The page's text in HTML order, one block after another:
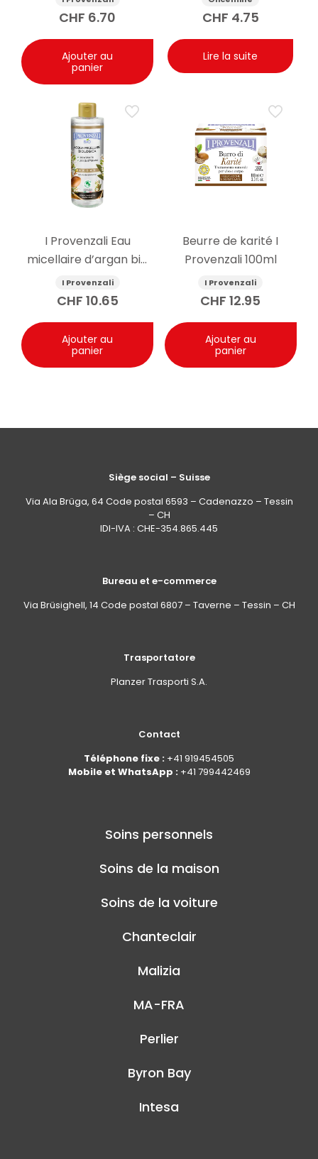
400ml
CHF 6.70
Ajouter au
panier
CHF 4.75
Lire la suite
I Provenzali Eau
micellaire d’argan bio
400ml
I Provenzali
CHF 10.65
Ajouter au
panier
Beurre de karité I
Provenzali 100ml
I Provenzali
CHF 12.95
Ajouter au
panier
Siège social – Suisse
Via Ala Brüga, 64 Code postal 6593 – Cadenazzo – Tessin
– CH
IDI-IVA : CHE-354.865.445
Bureau et e-commerce
Via Brüsighell, 14 Code postal 6807 – Taverne – Tessin – CH
Trasportatore
Planzer Trasporti S.A.
Contact
Téléphone fixe : +41 919454505
Mobile et WhatsApp : +41 799442469
Soins personnels
Soins de la maison
Soins de la voiture
Chanteclair
Malizia
MA-FRA
Perlier
Byron Bay
Intesa